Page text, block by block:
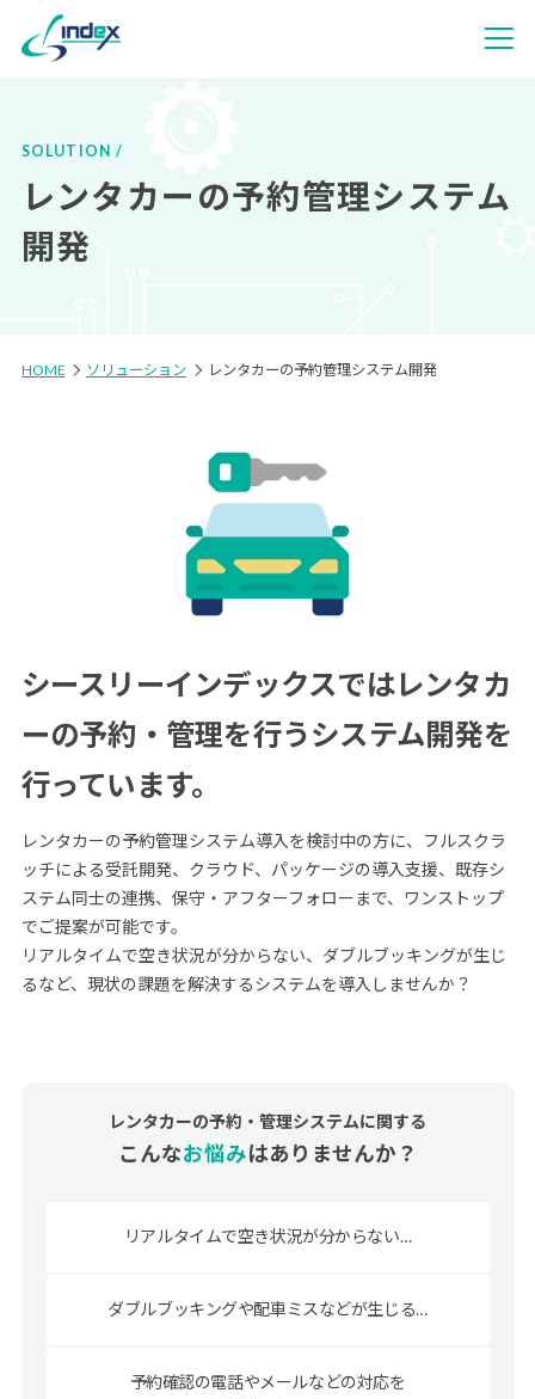
SOLUTION
レンタカーの予約管理システム
開発
HOME ソリューション レンタカーの予約管理システム開発
シースリーインデックスではレンタカ
ーの予約・管理を行うシステム開発を
行っています。
レンタカーの予約管理システム導入を検討中の方に、フルスクラ
ッチによる受託開発、クラウド、パッケージの導入支援、既存シ
ステム同士の連携、保守・アフターフォローまで、ワンストップ
でご提案が可能です。
リアルタイムで空き状況が分からない、ダブルブッキングが生じ
るなど、現状の課題を解決するシステムを導入しませんか？
レンタカーの予約・管理システムに関する
こんなお悩みはありませんか？
リアルタイムで空き状況が分からない…
ダブルブッキングや配車ミスなどが生じる…
予約確認の電話やメールなどの対応を